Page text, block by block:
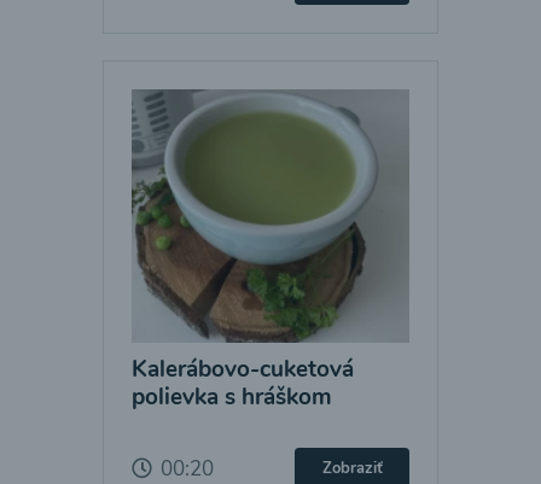
Kalerábovo-cuketová
polievka s hráškom
00:20 Zobraziť